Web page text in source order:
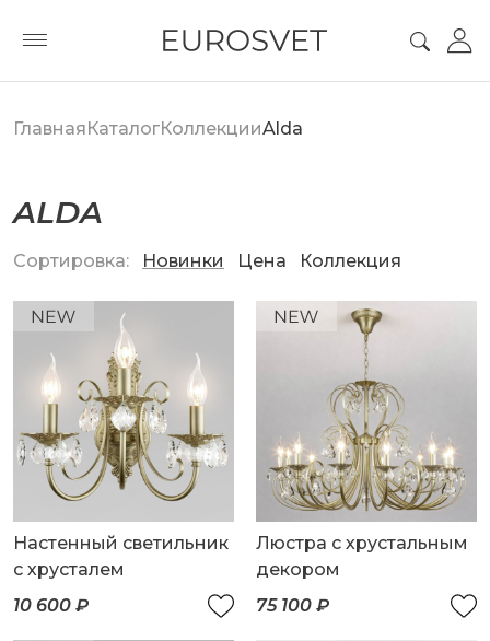
ГлавнаяКаталогКоллекцииAlda
ALDA
Сортировка: Новинки Цена Коллекция
Настенный светильник
с хрусталем
10 600 ₽
Люстра с хрустальным
декором
75 100 ₽